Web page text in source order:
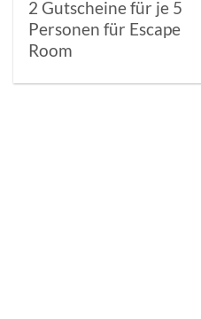
2 Gutscheine für je 5
Personen für Escape
Room